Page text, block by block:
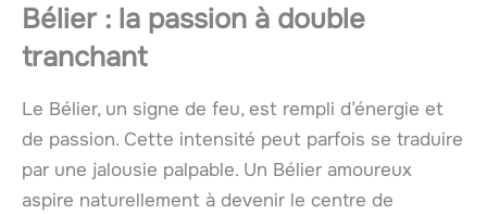
Bélier : la passion à double
tranchant
Le Bélier, un signe de feu, est rempli d’énergie et
de passion. Cette intensité peut parfois se traduire
par une jalousie palpable. Un Bélier amoureux
aspire naturellement à devenir le centre de